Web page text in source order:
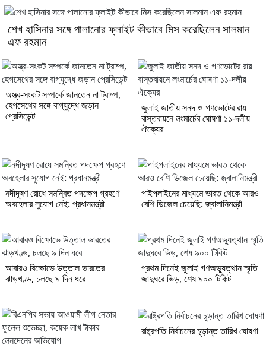
শেখ হাসিনার সঙ্গে পালানোর ফ্লাইট কীভাবে মিস করেছিলেন সালমান
এফ রহমান
অস্ত্র-সংকট সম্পর্কে জানতেন না ট্রাম্প,
হেগসেথের সঙ্গে বাগ্‌যুদ্ধে জড়ান
প্রেসিডেন্ট
জুলাই জাতীয় সনদ ও গণভোটের রায়
বাস্তবায়নে লংমার্চের ঘোষণা ১১-দলীয়
ঐক্যের
নদীদূষণ রোধে সমন্বিত পদক্ষেপ গ্রহণে
অবহেলার সুযোগ নেই: প্রধানমন্ত্রী
পাইপলাইনের মাধ্যমে ভারত থেকে আরও
বেশি ডিজেল চেয়েছি: জ্বালানিমন্ত্রী
আবারও বিক্ষোভে উত্তাল ভারতের
ঝাড়খণ্ড, চলছে ৯ দিন ধরে
প্রথম দিনেই জুলাই গণঅভ্যুত্থান স্মৃতি
জাদুঘরে ভিড়, শেষ ৯০০ টিকিট
রাষ্ট্রপতি নির্বাচনের চূড়ান্ত তারিখ ঘোষণা